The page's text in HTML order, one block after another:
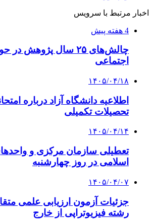
اخبار مرتبط با سرویس
4 هفته پیش
چالش‌های ۲۵ سال پژوهش
اجتماعی
۱۴۰۵/۰۴/۱۸
اطلاعیه دانشگاه آزاد درباره
تحصیلات تکمیلی
۱۴۰۵/۰۴/۱۴
تعطیلی سازمان مرکزی و
اسلامی در روز چهارشنبه
۱۴۰۵/۰۴/۰۷
جزئیات آزمون ارزیابی علمی
رشته فیزیوتراپی از خارج